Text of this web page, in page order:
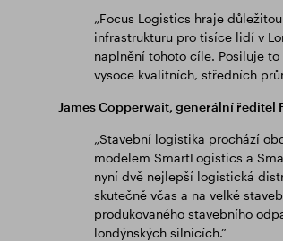
„Focus Logistics hraje
infrastrukturu pro tisíce lidí v
naplnění tohoto cíle. Posiluje
vysoce kvalitních, středních
James Copperwait, generální ředitel
„Stavební logistika prochází
modelem SmartLogistics a
nyní dvě nejlepší logistická
skutečně včas a na velké
produkovaného stavebního
londýnských silnicích.“